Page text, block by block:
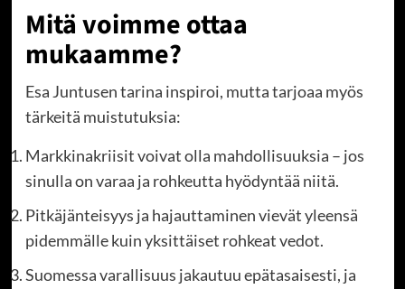
Mitä voimme ottaa
mukaamme?
Esa Juntusen tarina inspiroi, mutta tarjoaa myös
tärkeitä muistutuksia:
Markkinakriisit voivat olla mahdollisuuksia – jos
sinulla on varaa ja rohkeutta hyödyntää niitä.
Pitkäjänteisyys ja hajauttaminen vievät yleensä
pidemmälle kuin yksittäiset rohkeat vedot.
Suomessa varallisuus jakautuu epätasaisesti, ja